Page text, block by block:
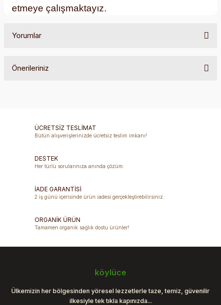
etmeye çalışmaktayız.
Yorumlar
Önerileriniz
Ürün açıklamasında eksik bilgiler bulunuyor.
Ürün fiyatı diğer sitelerden daha pahalı.
Bu ürüne benzer farklı alternatifler olmalı.
ÜCRETSİZ TESLİMAT
Bütün alışverişlerinizde ücretsiz teslim imkanı!
DESTEK
Her türlü sorularınıza anında çözüm.
İADE GARANTİSİ
2 iş günü içerisinde ürün iadesi gerçekleştirebilirsiniz.
ORGANİK ÜRÜN
Tamamen organik sağlık dostu ürünler!
köylüce
Ülkemizin her bölgesinden yöresel lezzetlerle taze, temiz, güvenilir
ilkesiyle tek tıkla kapınızda...